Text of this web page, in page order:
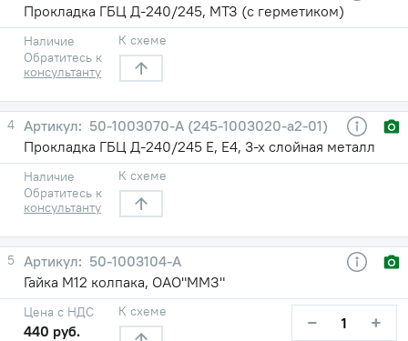
Прокладка ГБЦ Д-240/245, МТЗ (с герметиком)
Наличие
Обратитесь к
консультанту
К схеме
4
50-1003070-А (245-1003020-а2-01)
Прокладка ГБЦ Д-240/245 Е, Е4, 3-х слойная металл
Наличие
Обратитесь к
консультанту
К схеме
5
50-1003104-А
Гайка М12 колпака, ОАО"ММЗ"
Цена с НДС
440 руб.
К схеме − +